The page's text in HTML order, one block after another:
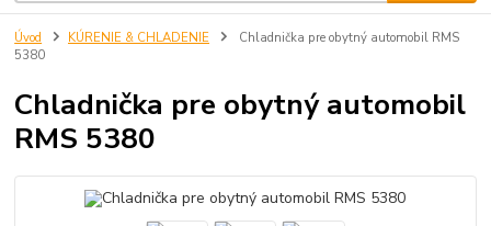
Úvod KÚRENIE & CHLADENIE
Chladnička pre obytný automobil RMS
5380
Chladnička pre obytný automobil
RMS 5380